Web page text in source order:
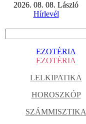
2026. 08. 08. László
Hírlevél
EZOTÉRIA
EZOTÉRIA
LELKIPATIKA
HOROSZKÓP
SZÁMMISZTIKA